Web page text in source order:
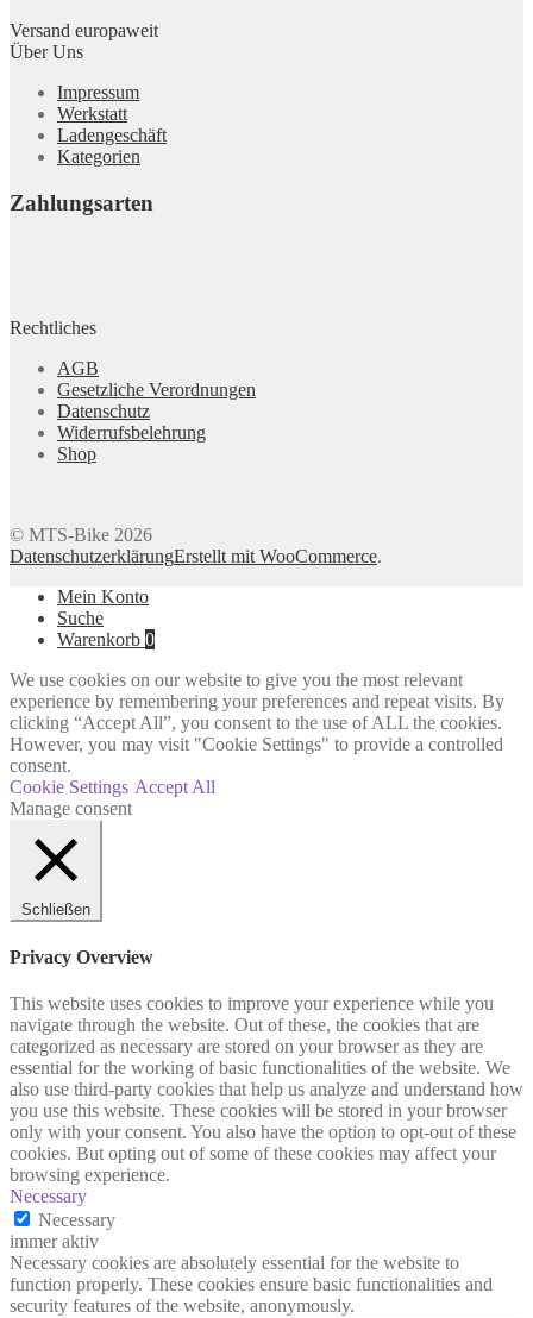
Versand europaweit
Über Uns
Impressum
Werkstatt
Ladengeschäft
Kategorien
Zahlungsarten
Rechtliches
AGB
Gesetzliche Verordnungen
Datenschutz
Widerrufsbelehrung
Shop
© MTS-Bike 2026
DatenschutzerklärungErstellt mit WooCommerce.
Mein Konto
Suche
Warenkorb 0
We use cookies on our website to give you the most relevant
experience by remembering your preferences and repeat visits. By
clicking “Accept All”, you consent to the use of ALL the cookies.
However, you may visit "Cookie Settings" to provide a controlled
consent.
Cookie Settings Accept All
Manage consent
Schließen
Privacy Overview
This website uses cookies to improve your experience while you
navigate through the website. Out of these, the cookies that are
categorized as necessary are stored on your browser as they are
essential for the working of basic functionalities of the website. We
also use third-party cookies that help us analyze and understand how
you use this website. These cookies will be stored in your browser
only with your consent. You also have the option to opt-out of these
cookies. But opting out of some of these cookies may affect your
browsing experience.
Necessary
Necessary
immer aktiv
Necessary cookies are absolutely essential for the website to
function properly. These cookies ensure basic functionalities and
security features of the website, anonymously.